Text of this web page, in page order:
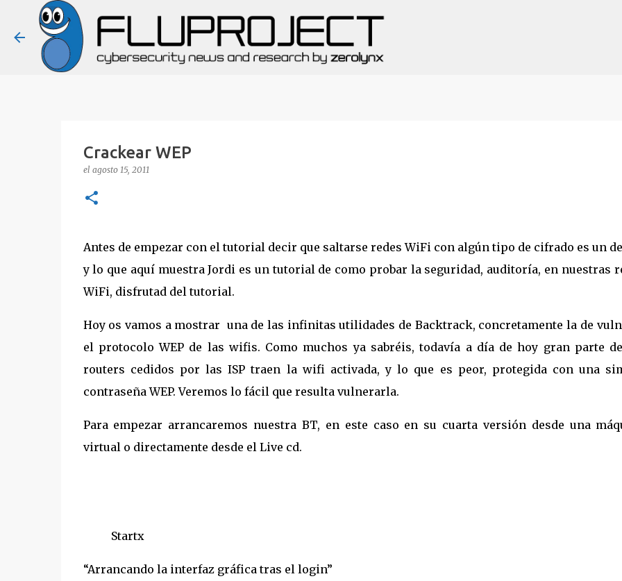
Crackear WEP
el agosto 15, 2011
Antes de empezar con el tutorial decir que saltarse redes WiFi con algún tipo de cifrado es un
y lo que aquí muestra Jordi es un tutorial de como probar la seguridad, auditoría, en nuestras
WiFi, disfrutad del tutorial.
Hoy os vamos a mostrar una de las infinitas utilidades de Backtrack, concretamente la de
el protocolo WEP de las wifis. Como muchos ya sabréis, todavía a día de hoy gran parte
routers cedidos por las ISP traen la wifi activada, y lo que es peor, protegida con una
contraseña WEP. Veremos lo fácil que resulta vulnerarla.
Para empezar arrancaremos nuestra BT, en este caso en su cuarta versión desde una
virtual o directamente desde el Live cd.
Startx
“Arrancando la interfaz gráfica tras el login”